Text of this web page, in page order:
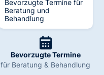
Große Auswahl
an Fachexperten
Bevorzugte Termine für
Beratung und
Behandlung
Bevorzugte Termine
für Beratung & Behandlung